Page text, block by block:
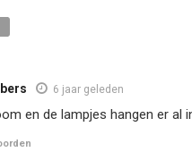
6 jaar geleden
en de lampjes hangen er al